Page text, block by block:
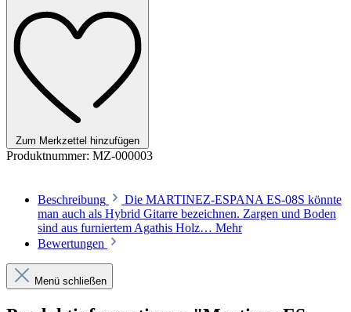
Zum Merkzettel hinzufügen
Produktnummer: MZ-000003
Beschreibung
Die MARTINEZ-ESPANA ES-08S könnte
man auch als Hybrid Gitarre bezeichnen. Zargen und Boden
sind aus furniertem Agathis Holz… Mehr
Bewertungen
Menü schließen